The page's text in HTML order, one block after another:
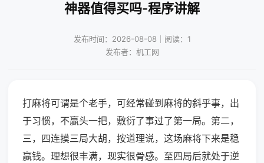
神器值得买吗-程序讲解
发布时间：2026-08-08｜阅读：1
发布者：机工网
打麻将可谓是个老手，可经常碰到麻将的斜乎事，出
于习惯，不赢头一把，敷衍了事过了第一局。第二，
三，四连摸三局大胡，按道理说，这场麻将下来是稳
赢钱。理想很丰满，现实很骨感。至四局后就处于逆